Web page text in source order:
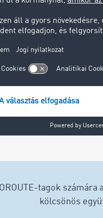
zárt
tagok
kölcsönös